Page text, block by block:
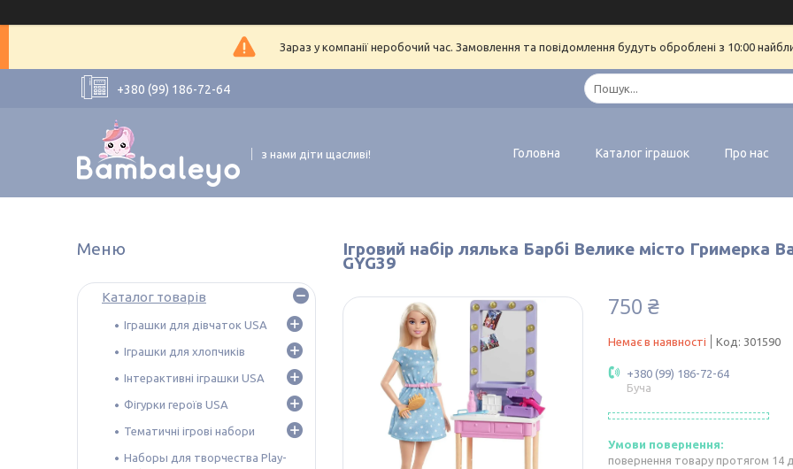
Зараз у компанії неробочий час. Замовлення та повідомлення будуть оброблені з 10:00
+380 (99) 186-72-64
з нами діти щасливі! Головна Каталог іграшок Про нас
Ігровий набір лялька Барбі Велике місто Гримерка
GYG39
750 ₴
Немає в наявності Код: 301590
+380 (99) 186-72-64
Буча
повернення товару протягом 14
Каталог товарів
Іграшки для дівчаток USA
Іграшки для хлопчиків
Інтерактивні іграшки USA
Фігурки героїв USA
Тематичні ігрові набори
Наборы для творчества Play-